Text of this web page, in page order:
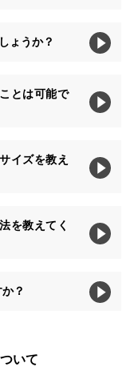
ょうか？
とは可能で
イズを教え
を教えてく
？
いて